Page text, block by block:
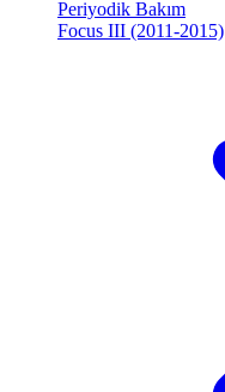
Periyodik Bakım
Focus III (2011-2015)